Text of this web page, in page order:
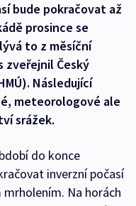
bude pokračovat až
prosince se
to z měsíční
zveřejnil Český
Následující
meteorologové ale
srážek.
do konce
inverzní počasí
Na horách